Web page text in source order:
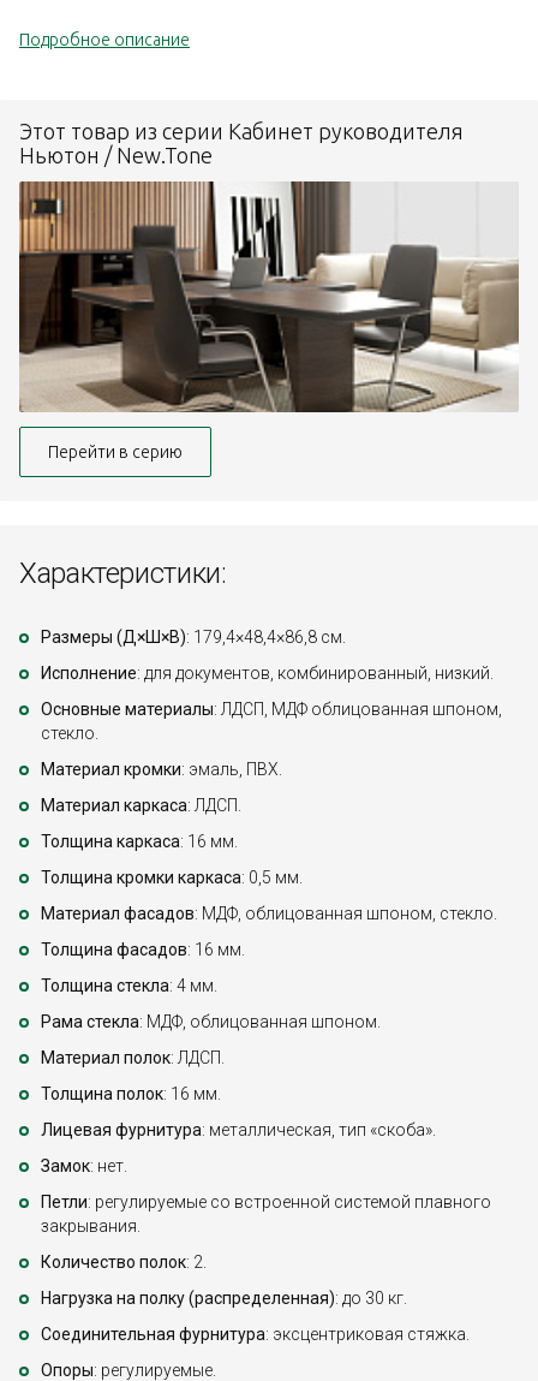
Подробное описание
Этот товар из серии Кабинет руководителя
Ньютон / New.Tone
Перейти в серию
Характеристики:
Размеры (Д×Ш×В): 179,4×48,4×86,8 см.
Исполнение: для документов, комбинированный, низкий.
Основные материалы: ЛДСП, МДФ облицованная шпоном,
стекло.
Материал кромки: эмаль, ПВХ.
Материал каркаса: ЛДСП.
Толщина каркаса: 16 мм.
Толщина кромки каркаса: 0,5 мм.
Материал фасадов: МДФ, облицованная шпоном, стекло.
Толщина фасадов: 16 мм.
Толщина стекла: 4 мм.
Рама стекла: МДФ, облицованная шпоном.
Материал полок: ЛДСП.
Толщина полок: 16 мм.
Лицевая фурнитура: металлическая, тип «скоба».
Замок: нет.
Петли: регулируемые со встроенной системой плавного
закрывания.
Количество полок: 2.
Нагрузка на полку (распределенная): до 30 кг.
Соединительная фурнитура: эксцентриковая стяжка.
Опоры: регулируемые.